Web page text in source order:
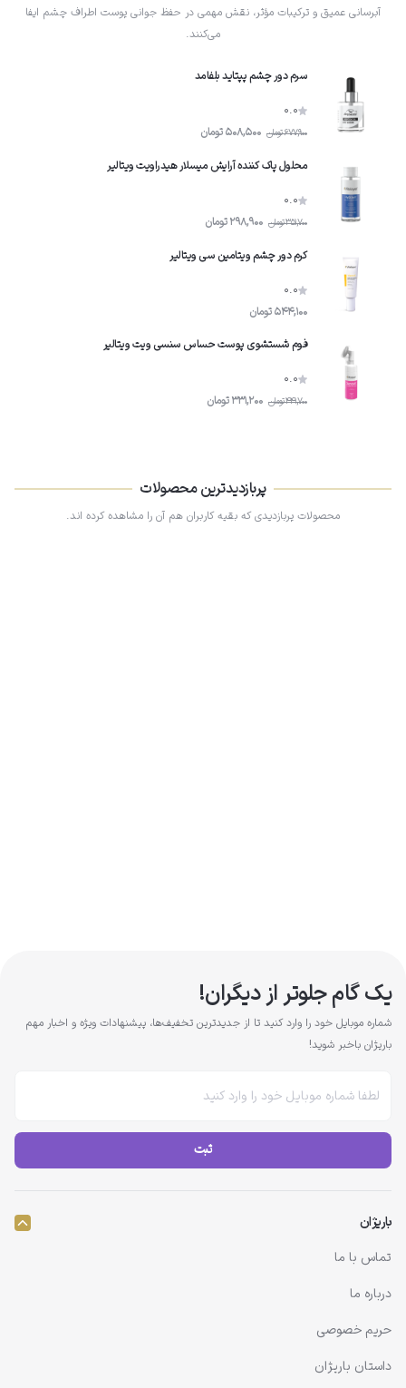
آبرسانی عمیق و ترکیبات مؤثر، نقش مهمی در حفظ جوانی پوست اطراف چشم ایفا
می‌کنند.
سرم دور چشم پپتاید بلفامد
0.0
677,900تومان 508,500تومان
محلول پاک کننده آرایش میسلار هیدراویت ویتالیر
0.0
351,700تومان 298,900تومان
کرم دور چشم ویتامین سی ویتالیر
0.0
544,100تومان
فوم شستشوی پوست حساس سنسی ویت ویتالیر
0.0
441,700تومان 331,200تومان
پربازدیدترین محصولات
محصولات پربازدیدی که بقیه کاربران هم آن را مشاهده کرده اند.
یک گام جلوتر از دیگران!
شماره موبایل خود را وارد کنید تا از جدیدترین تخفیف‌ها، پیشنهادات ویژه و اخبار مهم
باریژان باخبر شوید!
ثبت
باریژان
تماس با ما
درباره ما
حریم خصوصی
داستان باریژان